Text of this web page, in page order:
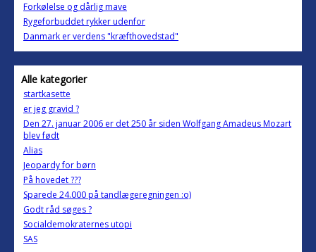
Forkølelse og dårlig mave
Rygeforbuddet rykker udenfor
Danmark er verdens "kræfthovedstad"
Alle kategorier
startkasette
er jeg gravid ?
Den 27. januar 2006 er det 250 år siden Wolfgang Amadeus Mozart
blev født
Alias
Jeopardy for børn
På hovedet ???
Sparede 24.000 på tandlægeregningen :o)
Godt råd søges ?
Socialdemokraternes utopi
SAS